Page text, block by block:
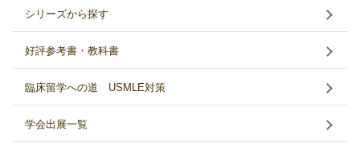
シリーズから探す
好評参考書・教科書
臨床留学への道 USMLE対策
学会出展一覧